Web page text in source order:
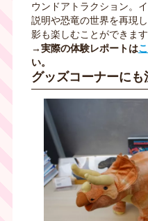
ウンドアトラクション。
説明や恐竜の世界を再現
影も楽しむことができます
→実際の体験レポートは
い。
グッズコーナーにも